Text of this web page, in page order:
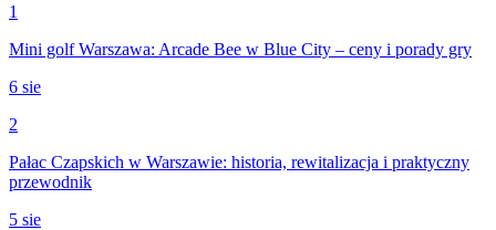
1
Mini golf Warszawa: Arcade Bee w Blue City – ceny i porady gry
6 sie
2
Pałac Czapskich w Warszawie: historia, rewitalizacja i praktyczny
przewodnik
5 sie